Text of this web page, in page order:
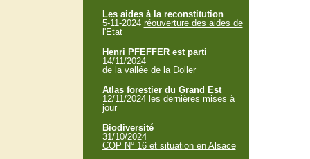
Les aides à la reconstitution
5-11-2024 réouverture des aides de
l'Etat
Henri PFEFFER est parti
14/11/2024
de la vallée de la Doller
Atlas forestier du Grand Est
12/11/2024 les dernières mises à
jour
Biodiversité
31/10/2024
COP N° 16 et situation en Alsace